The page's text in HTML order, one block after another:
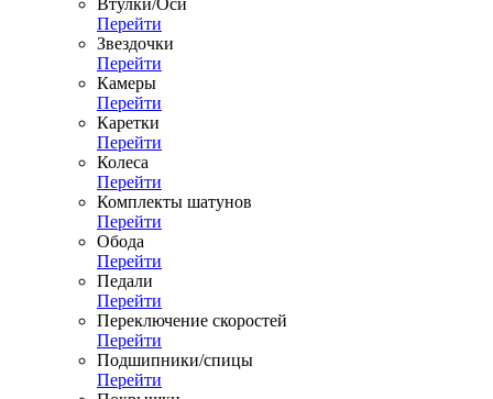
Втулки/Оси
Перейти
Звездочки
Перейти
Камеры
Перейти
Каретки
Перейти
Колеса
Перейти
Комплекты шатунов
Перейти
Обода
Перейти
Педали
Перейти
Переключение скоростей
Перейти
Подшипники/спицы
Перейти